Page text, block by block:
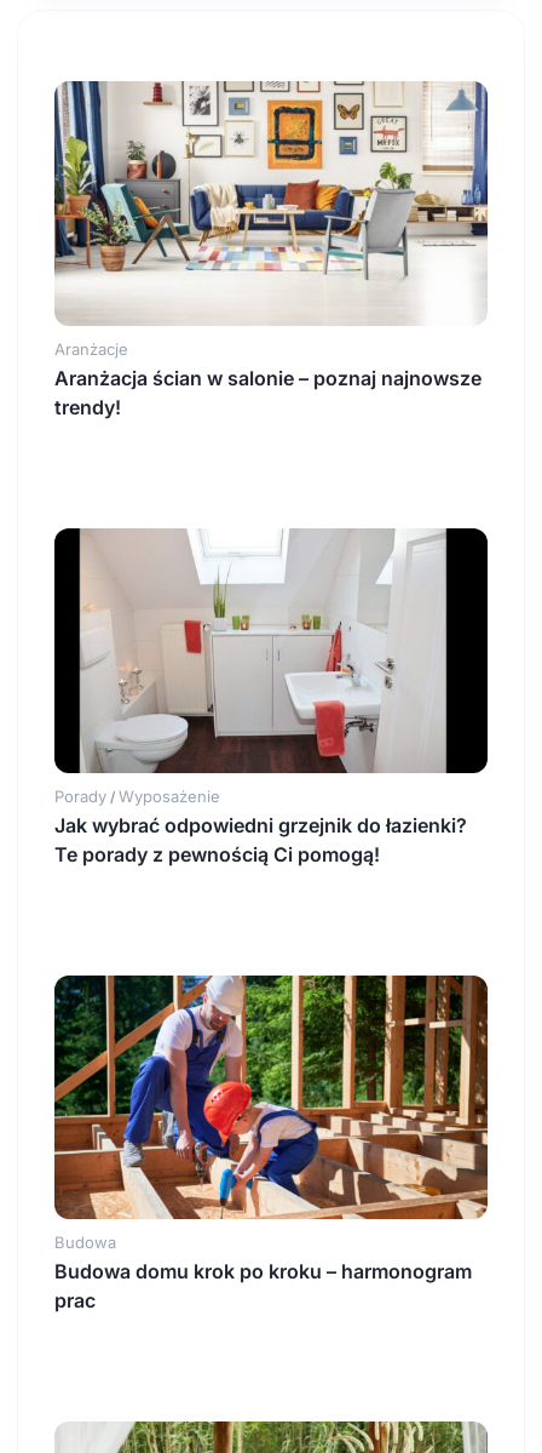
Aranżacje
Aranżacja ścian w salonie – poznaj najnowsze
trendy!
Porady / Wyposażenie
Jak wybrać odpowiedni grzejnik do łazienki?
Te porady z pewnością Ci pomogą!
Budowa
Budowa domu krok po kroku – harmonogram
prac